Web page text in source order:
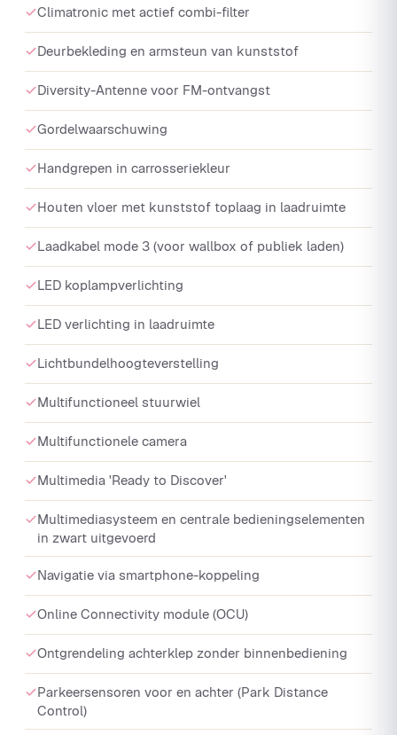
Climatronic met actief combi-filter
Deurbekleding en armsteun van kunststof
Diversity-Antenne voor FM-ontvangst
Gordelwaarschuwing
Handgrepen in carrosseriekleur
Houten vloer met kunststof toplaag in laadruimte
Laadkabel mode 3 (voor wallbox of publiek laden)
LED koplampverlichting
LED verlichting in laadruimte
Lichtbundelhoogteverstelling
Multifunctioneel stuurwiel
Multifunctionele camera
Multimedia 'Ready to Discover'
Multimediasysteem en centrale bedieningselementen
in zwart uitgevoerd
Navigatie via smartphone-koppeling
Online Connectivity module (OCU)
Ontgrendeling achterklep zonder binnenbediening
Parkeersensoren voor en achter (Park Distance
Control)